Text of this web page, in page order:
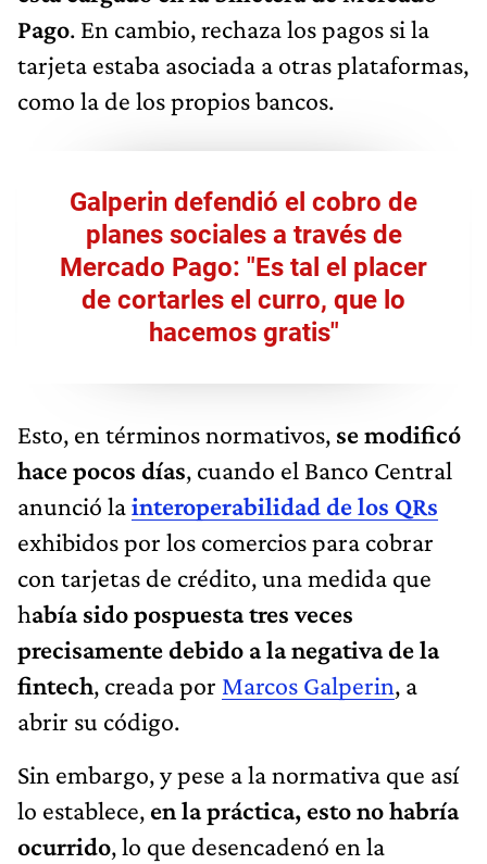
Pago. En cambio, rechaza los pagos si la
tarjeta estaba asociada a otras plataformas,
como la de los propios bancos.
Galperin defendió el cobro de
planes sociales a través de
Mercado Pago: "Es tal el placer
de cortarles el curro, que lo
hacemos gratis"
Esto, en términos normativos, se modificó
hace pocos días, cuando el Banco Central
anunció lainteroperabilidad de los QRs
exhibidos por los comercios para cobrar
con tarjetas de crédito, una medida que
había sido pospuesta tres veces
precisamente debido a la negativa de la
fintech, creada por Marcos Galperin, a
abrir su código.
Sin embargo, y pese a la normativa que así
lo establece, en la práctica, esto no habría
ocurrido, lo que desencadenó en la